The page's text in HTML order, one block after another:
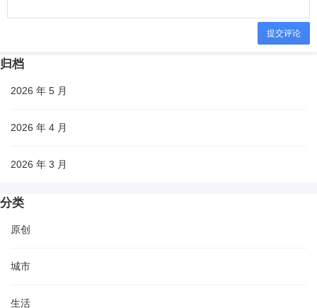
提交评论
归档
2026 年 5 月
2026 年 4 月
2026 年 3 月
分类
原创
城市
生活